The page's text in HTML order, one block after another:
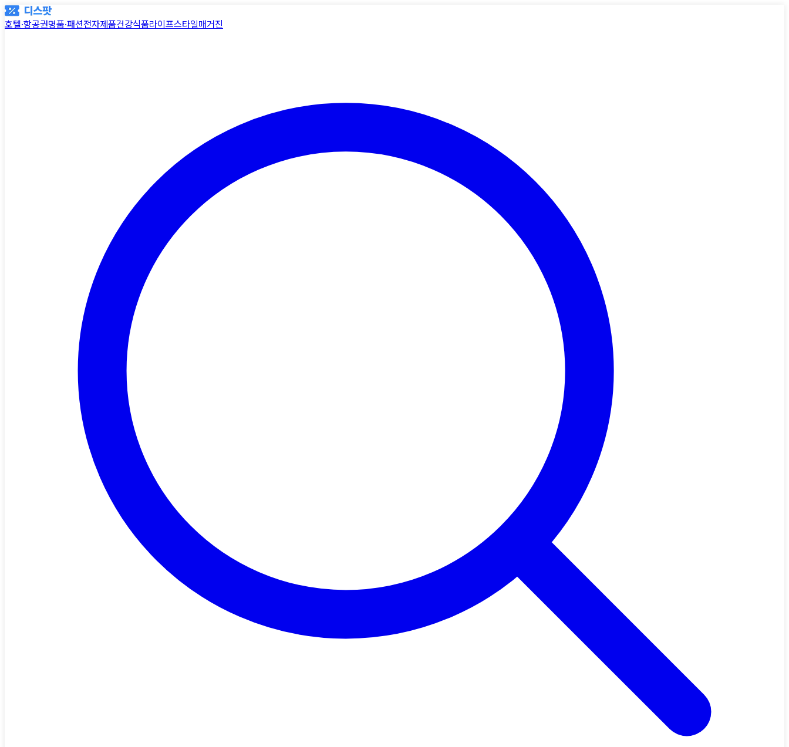
호텔·항공권명품·패션전자제품건강식품라이프스타일매거진